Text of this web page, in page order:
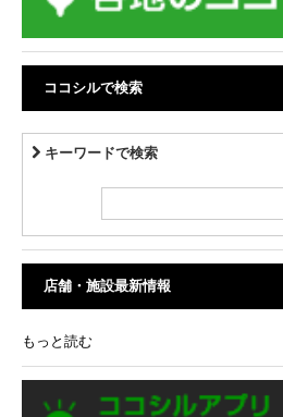
ココシルで検索
キーワードで検索
店舗・施設最新情報
もっと読む